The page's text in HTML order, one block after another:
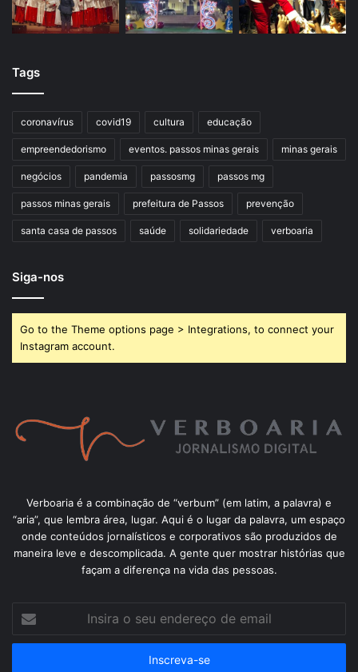
Tags
coronavírus covid19 cultura educação
empreendedorismo eventos. passos minas gerais minas gerais
negócios pandemia passosmg passos mg
passos minas gerais prefeitura de Passos prevenção
santa casa de passos saúde solidariedade verboaria
Siga-nos
Go to the Theme options page > Integrations, to connect your
Instagram account.
Verboaria é a combinação de “verbum” (em latim, a palavra) e
“aria”, que lembra área, lugar. Aqui é o lugar da palavra, um espaço
onde conteúdos jornalísticos e corporativos são produzidos de
maneira leve e descomplicada. A gente quer mostrar histórias que
façam a diferença na vida das pessoas.
Insira
seu